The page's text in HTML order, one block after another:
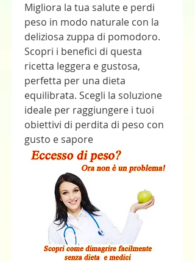
Migliora la tua salute e perdi
peso in modo naturale con la
deliziosa zuppa di pomodoro.
Scopri i benefici di questa
ricetta leggera e gustosa,
perfetta per una dieta
equilibrata. Scegli la soluzione
ideale per raggiungere i tuoi
obiettivi di perdita di peso con
gusto e sapore